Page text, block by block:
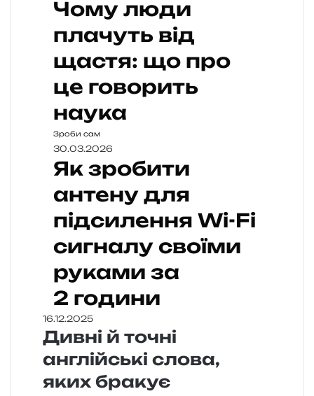
Чому люди
плачуть від
щастя: що про
це говорить
наука
Зроби сам
30.03.2026
Як зробити
антену для
підсилення Wi-Fi
сигналу своїми
руками за
2 години
16.12.2025
Дивні й точні
англійські слова,
яких бракує